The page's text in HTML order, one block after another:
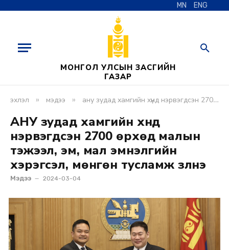
MN ENG
МОНГОЛ УЛСЫН ЗАСГИЙН
ГАЗАР
эхлэл » мэдээ » ану зудад хамгийн хүнд нэрвэгдсэн 2700 өрхөд малын тэжээл, эм, мал эмнэлгийн хэрэгсэл, мөнгөн тусламж үзүүлнэ
АНУ зудад хамгийн хүнд
нэрвэгдсэн 2700 өрхөд малын
тэжээл, эм, мал эмнэлгийн
хэрэгсэл, мөнгөн тусламж үзүүлнэ
Мэдээ 2024-03-04